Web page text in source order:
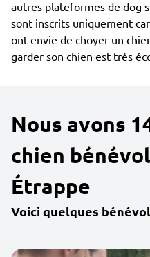
autres plateformes de dog
sont inscrits uniquement
ont envie de choyer un
garder son chien est très
Nous avons
chien
Étrappe
Voici quelques